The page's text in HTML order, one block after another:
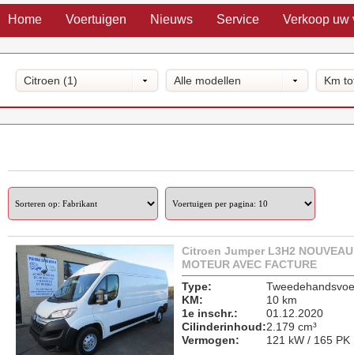
Home Voertuigen Nieuws Service Verkoop uw
Citroen (1) Alle modellen Km
Citroen Jumper L3H2 NOUVEAU
MOTEUR AVEC FACTURE
Type:
KM:
10 km
1e inschr.:
01.12.2020
Cilinderinhoud:2.179 cm³
Vermogen:
121 kW / 165 PK